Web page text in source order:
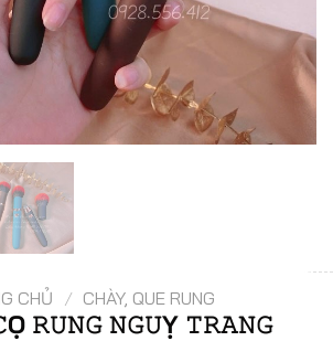
CHỦ / CHÀY, QUE RUNG
𝚁𝚄𝙽𝙶 𝙽𝙶𝚄Ỵ 𝚃𝚁𝙰𝙽𝙶